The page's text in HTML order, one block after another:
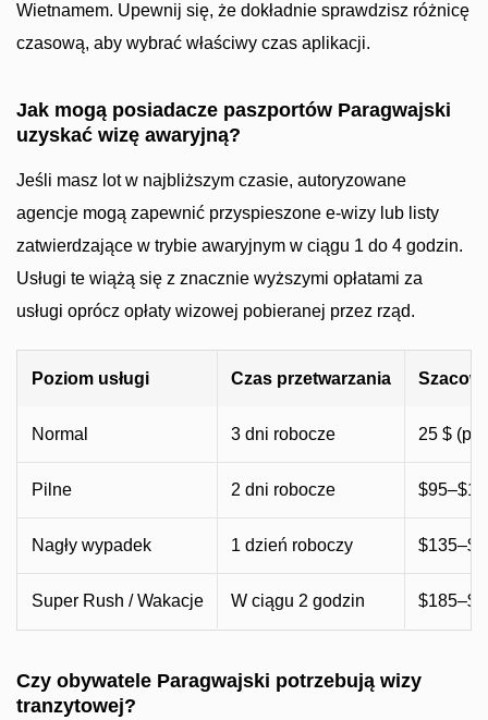
Wietnamem. Upewnij się, że dokładnie sprawdzisz różnicę
czasową, aby wybrać właściwy czas aplikacji.
Jak mogą posiadacze paszportów Paragwajski
uzyskać wizę awaryjną?
Jeśli masz lot w najbliższym czasie, autoryzowane
agencje mogą zapewnić przyspieszone e-wizy lub listy
zatwierdzające w trybie awaryjnym w ciągu 1 do 4 godzin.
Usługi te wiążą się z znacznie wyższymi opłatami za
usługi oprócz opłaty wizowej pobieranej przez rząd.
Poziom usługi Czas przetwarzania
Normal 3 dni robocze 25 $
Pilne 2 dni robocze
Nagły wypadek 1 dzień roboczy
Super Rush / Wakacje W ciągu 2 godzin
Czy obywatele Paragwajski potrzebują wizy
tranzytowej?